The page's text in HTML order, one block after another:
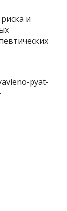
и
pyat-